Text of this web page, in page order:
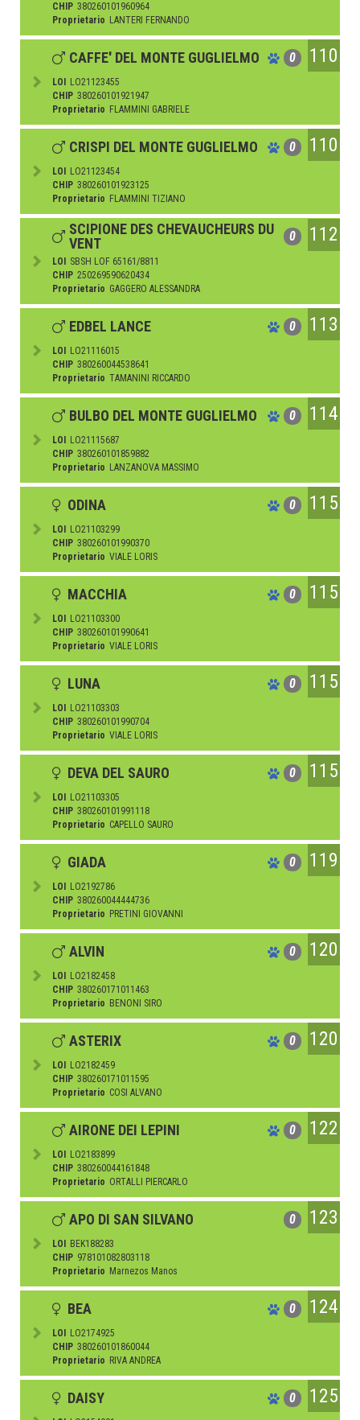
CHIP 380260101960964
Proprietario LANTERI FERNANDO
CAFFE' DEL MONTE GUGLIELMO 0 110
LOI
LO21123455
CHIP 380260101921947
Proprietario FLAMMINI GABRIELE
CRISPI DEL MONTE GUGLIELMO 0 110
LOI
LO21123454
CHIP 380260101923125
Proprietario FLAMMINI TIZIANO
SCIPIONE DES CHEVAUCHEURS DU
VENT
0 112
LOI
SBSH LOF 65161/8811
CHIP 250269590620434
Proprietario GAGGERO ALESSANDRA
EDBEL LANCE 0 113
LOI
LO21116015
CHIP 380260044538641
Proprietario TAMANINI RICCARDO
BULBO DEL MONTE GUGLIELMO 0 114
LOI
LO21115687
CHIP 380260101859882
Proprietario LANZANOVA MASSIMO
ODINA 0 115
LOI
LO21103299
CHIP 380260101990370
Proprietario VIALE LORIS
MACCHIA 0 115
LOI
LO21103300
CHIP 380260101990641
Proprietario VIALE LORIS
LUNA 0 115
LOI
LO21103303
CHIP 380260101990704
Proprietario VIALE LORIS
DEVA DEL SAURO 0 115
LOI
LO21103305
CHIP 380260101991118
Proprietario CAPELLO SAURO
GIADA 0 119
LOI
LO2192786
CHIP 380260044444736
Proprietario PRETINI GIOVANNI
ALVIN 0 120
LOI
LO2182458
CHIP 380260171011463
Proprietario BENONI SIRO
ASTERIX 0 120
LOI
LO2182459
CHIP 380260171011595
Proprietario COSI ALVANO
AIRONE DEI LEPINI 0 122
LOI
LO2183899
CHIP 380260044161848
Proprietario ORTALLI PIERCARLO
APO DI SAN SILVANO 0 123
LOI
BEK188283
CHIP 978101082803118
Proprietario Marnezos Manos
BEA 0 124
LOI
LO2174925
CHIP 380260101860044
Proprietario RIVA ANDREA
DAISY 0 125